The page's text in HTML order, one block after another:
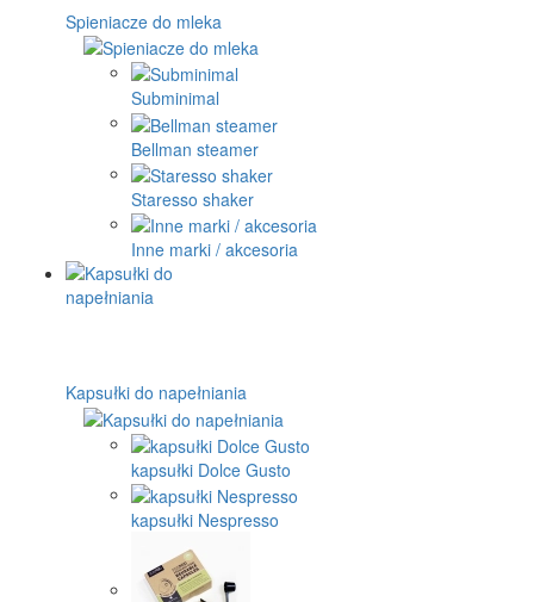
Spieniacze do mleka
Subminimal
Bellman steamer
Staresso shaker
Inne marki / akcesoria
Kapsułki do napełniania
kapsułki Dolce Gusto
kapsułki Nespresso